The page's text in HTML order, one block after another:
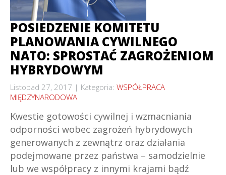
POSIEDZENIE KOMITETU
PLANOWANIA CYWILNEGO
NATO: SPROSTAĆ ZAGROŻENIOM
HYBRYDOWYM
Listopad 27, 2017 Kategoria: WSPÓŁPRACA
MIĘDZYNARODOWA
Kwestie gotowości cywilnej i wzmacniania
odporności wobec zagrożeń hybrydowych
generowanych z zewnątrz oraz działania
podejmowane przez państwa – samodzielnie
lub we współpracy z innymi krajami bądź